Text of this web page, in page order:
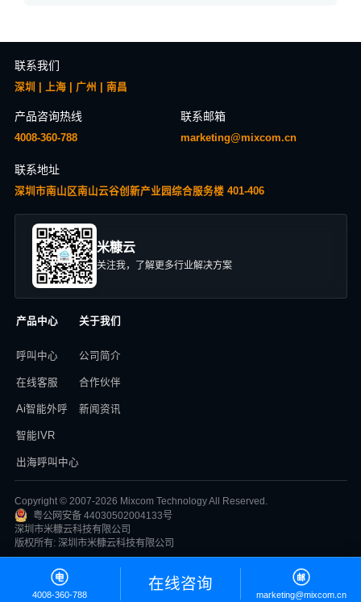
联系我们
深圳 | 上海 | 广州 | 南昌
产品咨询热线
4008-360-788
联系邮箱
marketing@mixcom.cn
联系地址
深圳市南山区南山云谷创新产业园综合服务楼 401-406
米糠云
关注我，了解更多行业解决方案
产品中心
呼叫中心
在线客服
Ai智能外呼
智能IVR
出海呼叫中心
关于我们
公司简介
合作伙伴
新闻资讯
Copyright © 2007-2026 Mixcom Technology All Reserved.
粤公网安备 44030502004133号
深圳市米糠云科技有限公司
版权所有: 深圳市米糠云科技有限公司
4008-360-788
在线咨询
marketing@mixcom.cn